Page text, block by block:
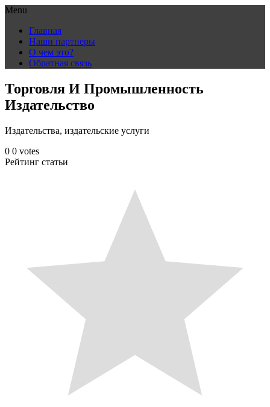
Menu
content
Главная
Наши партнеры
О чем это?
Обратная связь
Торговля И Промышленность
Издательство
Издательства, издательские услуги
0 0 votes
Рейтинг статьи